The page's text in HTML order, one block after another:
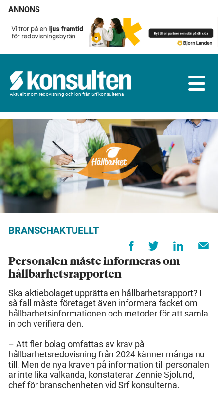
ANNONS
Aktuellt inom redovisning och lön från Srf konsulterna
BRANSCHAKTUELLT
Personalen måste informeras om
hållbarhetsrapporten
Ska aktiebolaget upprätta en hållbarhetsrapport? I
så fall måste företaget även informera facket om
hållbarhetsinformationen och metoder för att samla
in och verifiera den.
– Att fler bolag omfattas av krav på
hållbarhetsredovisning från 2024 känner många nu
till. Men de nya kraven på information till personalen
är inte lika välkända, konstaterar Zennie Sjölund,
chef för branschenheten vid Srf konsulterna.